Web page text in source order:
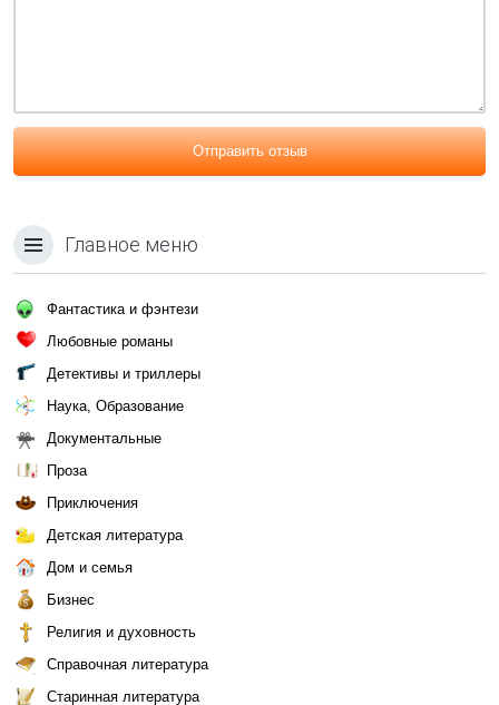
Отправить отзыв
Главное меню
Фантастика и фэнтези
Любовные романы
Детективы и триллеры
Наука, Образование
Документальные
Проза
Приключения
Детская литература
Дом и семья
Бизнес
Религия и духовность
Справочная литература
Старинная литература